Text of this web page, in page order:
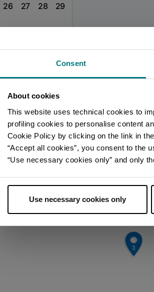
Consent
About cookies
This website uses technical cookies to
profiling cookies to personalise content
Cookie Policy by clicking on the link in
“Accept all cookies”, you consent to the
“Use necessary cookies only” and only
Use necessary cookies only
26 27 28
29
1
3